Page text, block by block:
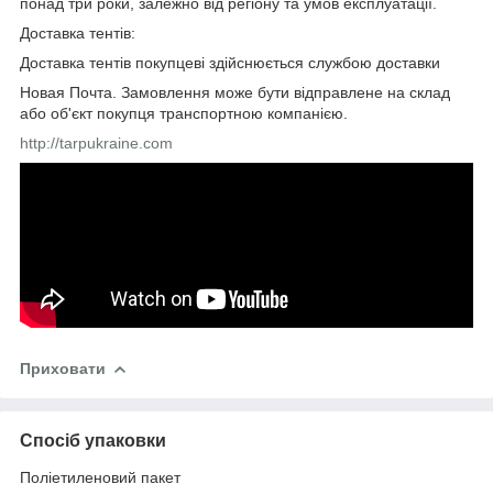
Доставка тентів:
Доставка тентів покупцеві здійснюється службою доставки
Новая Почта. Замовлення може бути відправлене на склад
або об'єкт покупця транспортною компанією.
http://tarpukraine.com
Приховати
Спосіб упаковки
Поліетиленовий пакет